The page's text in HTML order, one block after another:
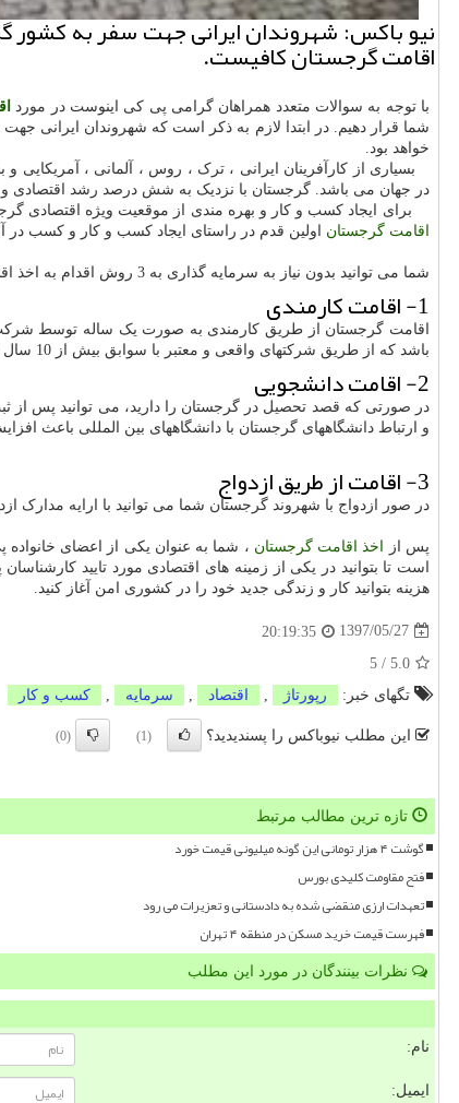
نیو باكس: شهروندان ایرانی جهت سفر به كشور
اقامت گرجستان كافیست.
با توجه به سوالات متعدد همراهان گرامی پی کی اینوست در مورد
شما قرار دهیم. در ابتدا لازم به ذکر است که شهروندان ایرانی
خواهد بود.
بسیاری از کارآفرینان ایرانی ، ترک ، روس ، آلمانی ، آمریکایی
در جهان می باشد. گرجستان با نزدیک به شش درصد رشد اقتصادی
برای ایجاد کسب و کار و بهره مندی از موقعیت ویژه اقتصادی
اقامت گرجستان اولین قدم در راستای ایجاد کسب و کار و کسب در
شما می توانید بدون نیاز به سرمایه گذاری به 3 روش اقدام به اخذ اقامت گرجستان نمایید:
1- اقامت کارمندی
اقامت گرجستان از طریق کارمندی به صورت یک ساله توسط
باشد که از طریق شرکتهای واقعی و معتبر با سوابق بیش از 10 سال اقدام به اخذ
2- اقامت دانشجویی
در صورتی که قصد تحصیل در گرجستان را دارید، می توانید پس از
و ارتباط دانشگاههای گرجستان با دانشگاههای بین المللی باعث
3- اقامت از طریق ازدواج
در صور ازدواج با شهروند گرجستان شما می توانید با ارایه مدارک
پس از اخذ اقامت گرجستان ، شما به عنوان یکی از اعضای
است تا بتوانید در یکی از زمینه های اقتصادی مورد تایید
هزینه بتوانید کار و زندگی جدید خود را در کشوری امن آغاز کنید.
1397/05/27
20:19:35
5.0
/
5
تگهای خبر:
رپورتاژ , اقتصاد , سرمایه , كسب و كار
این مطلب نیوباکس را پسندیدید؟ (1)
(0)
تازه ترین مطالب مرتبط
گوشت ۴ هزار تومانی این گونه میلیونی قیمت خورد
فتح مقاومت کلیدی بورس
تعهدات ارزی منقضی شده به دادستانی و تعزیرات می رود
فهرست قیمت خرید مسکن در منطقه ۴ تهران
نظرات بینندگان در مورد این مطلب
نام:
ایمیل: